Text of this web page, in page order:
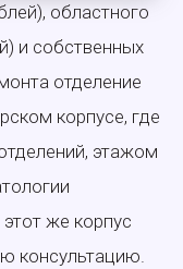
областного
и собственных
отделение
корпусе, где
этажом
же корпус
консультацию.